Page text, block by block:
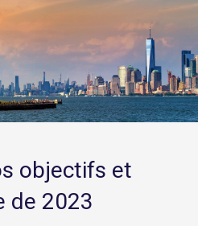
objectifs et
de 2023